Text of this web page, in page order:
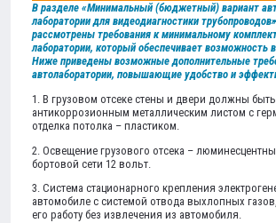
В разделе «Минимальный (бюджетный) вариант
лаборатории для видеодиагностики
рассмотрены требования к минимальному
лаборатории, который обеспечивает возможность
Ниже приведены возможные дополнительные
автолаборатории, повышающие удобство и
1. В грузовом отсеке стены и двери должны
антикоррозионным металлическим листом с
отделка потолка – пластиком.
2. Освещение грузового отсека –
бортовой сети 12 вольт.
3. Система стационарного крепления
автомобиле с системой отвода выхлопных
его работу без извлечения из автомобиля.